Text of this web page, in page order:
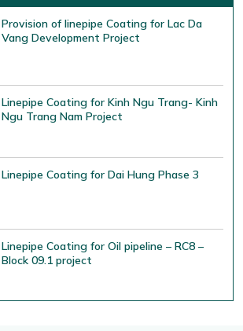
Provision of linepipe Coating for Lac Da
Vang Development Project
Linepipe Coating for Kinh Ngu Trang- Kinh
Ngu Trang Nam Project
Linepipe Coating for Dai Hung Phase 3
Linepipe Coating for Oil pipeline – RC8 –
Block 09.1 project